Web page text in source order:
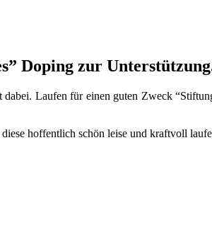
Doping zur
Laufen für einen guten Zweck
hoffentlich schön leise und kraftvoll